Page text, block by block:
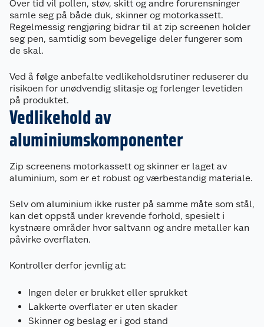
Over tid vil pollen, støv, skitt og andre forurensninger
samle seg på både duk, skinner og motorkassett.
Regelmessig rengjøring bidrar til at zip screenen holder
seg pen, samtidig som bevegelige deler fungerer som
de skal.
Ved å følge anbefalte vedlikeholdsrutiner reduserer du
risikoen for unødvendig slitasje og forlenger levetiden
på produktet.
Vedlikehold av
aluminiumskomponenter
Zip screenens motorkassett og skinner er laget av
aluminium, som er et robust og værbestandig materiale.
Selv om aluminium ikke ruster på samme måte som stål,
kan det oppstå under krevende forhold, spesielt i
kystnære områder hvor saltvann og andre metaller kan
påvirke overflaten.
Kontroller derfor jevnlig at:
Ingen deler er brukket eller sprukket
Lakkerte overflater er uten skader
Skinner og beslag er i god stand